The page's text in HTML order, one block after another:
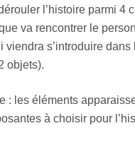
l’histoire parmi 4
va rencontrer le
viendra s’introduire dans
objets).
: les éléments
à choisir pour